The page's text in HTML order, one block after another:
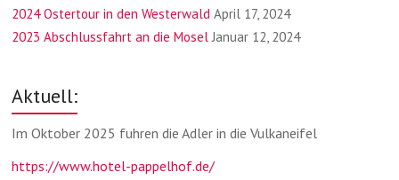
2024 Ostertour in den Westerwald April 17, 2024
2023 Abschlussfahrt an die Mosel Januar 12, 2024
Aktuell:
Im Oktober 2025 fuhren die Adler in die Vulkaneifel
https://www.hotel-pappelhof.de/